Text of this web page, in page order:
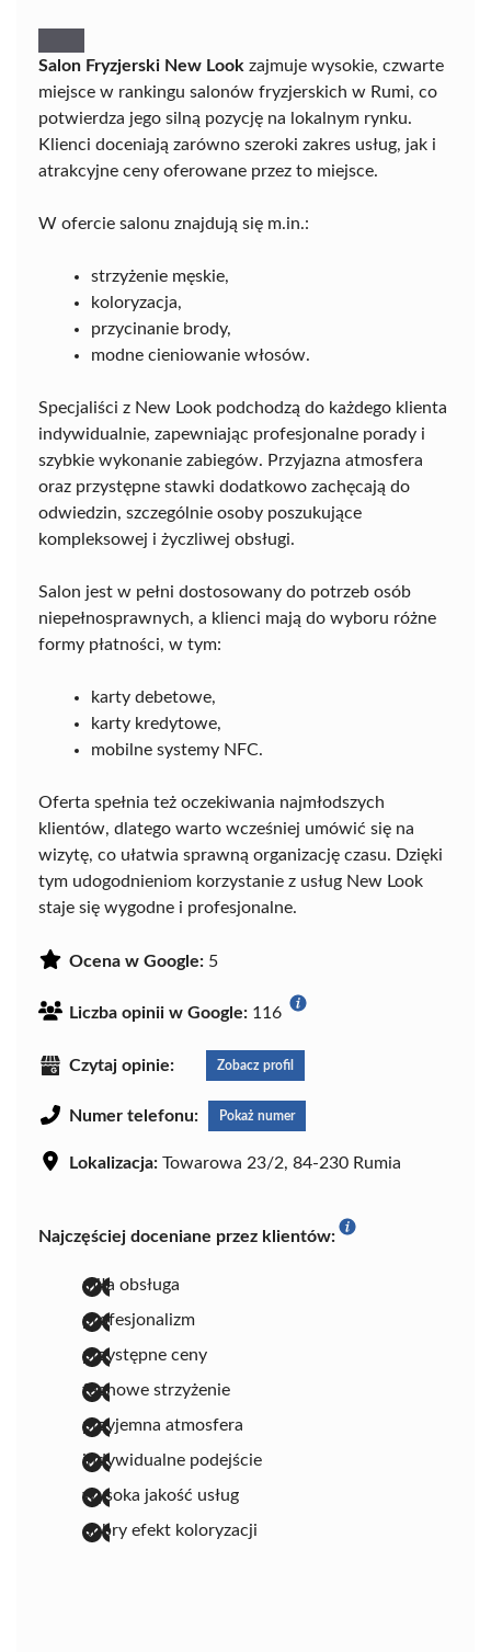
Salon Fryzjerski New Look zajmuje wysokie, czwarte
miejsce w rankingu salonów fryzjerskich w Rumi, co
potwierdza jego silną pozycję na lokalnym rynku.
Klienci doceniają zarówno szeroki zakres usług, jak i
atrakcyjne ceny oferowane przez to miejsce.
W ofercie salonu znajdują się m.in.:
strzyżenie męskie,
koloryzacja,
przycinanie brody,
modne cieniowanie włosów.
Specjaliści z New Look podchodzą do każdego klienta
indywidualnie, zapewniając profesjonalne porady i
szybkie wykonanie zabiegów. Przyjazna atmosfera
oraz przystępne stawki dodatkowo zachęcają do
odwiedzin, szczególnie osoby poszukujące
kompleksowej i życzliwej obsługi.
Salon jest w pełni dostosowany do potrzeb osób
niepełnosprawnych, a klienci mają do wyboru różne
formy płatności, w tym:
karty debetowe,
karty kredytowe,
mobilne systemy NFC.
Oferta spełnia też oczekiwania najmłodszych
klientów, dlatego warto wcześniej umówić się na
wizytę, co ułatwia sprawną organizację czasu. Dzięki
tym udogodnieniom korzystanie z usług New Look
staje się wygodne i profesjonalne.
Ocena w Google: 5
Liczba opinii w Google: 116
Czytaj opinie: Zobacz profil
Numer telefonu: Pokaż numer
Lokalizacja: Towarowa 23/2, 84-230 Rumia
Najczęściej doceniane przez klientów:
miła obsługa
profesjonalizm
przystępne ceny
fachowe strzyżenie
przyjemna atmosfera
indywidualne podejście
wysoka jakość usług
dobry efekt koloryzacji